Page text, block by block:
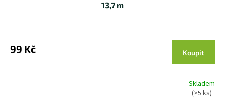
13,7 m
99 Kč Koupit
Skladem
(>5 ks)